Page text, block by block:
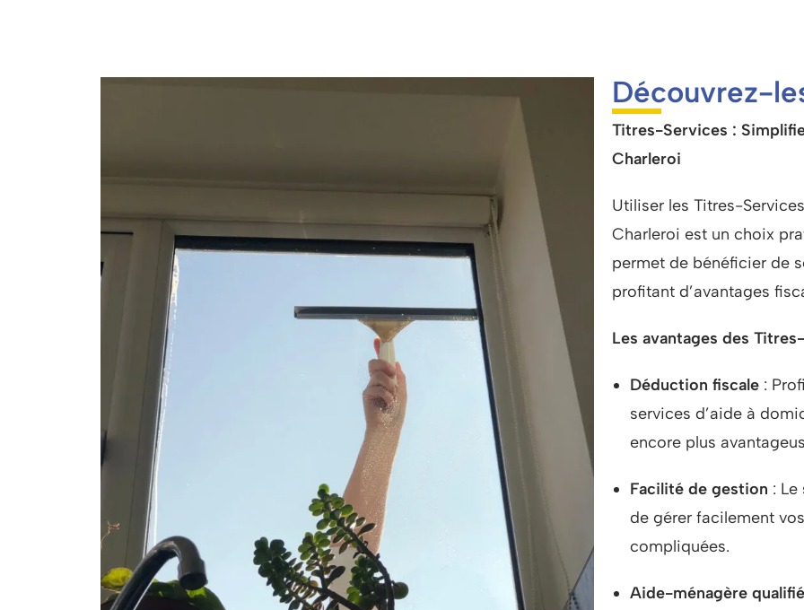
Découvrez-
Titres-Services :
Charleroi
Utiliser les Titres-
Charleroi est un choix
permet de bénéficier de
profitant d’avantages
Les avantages des
Déduction fiscale :
services d’aide à
encore plus
Facilité de gestion :
de gérer facilement
compliquées.
Aide-ménagère